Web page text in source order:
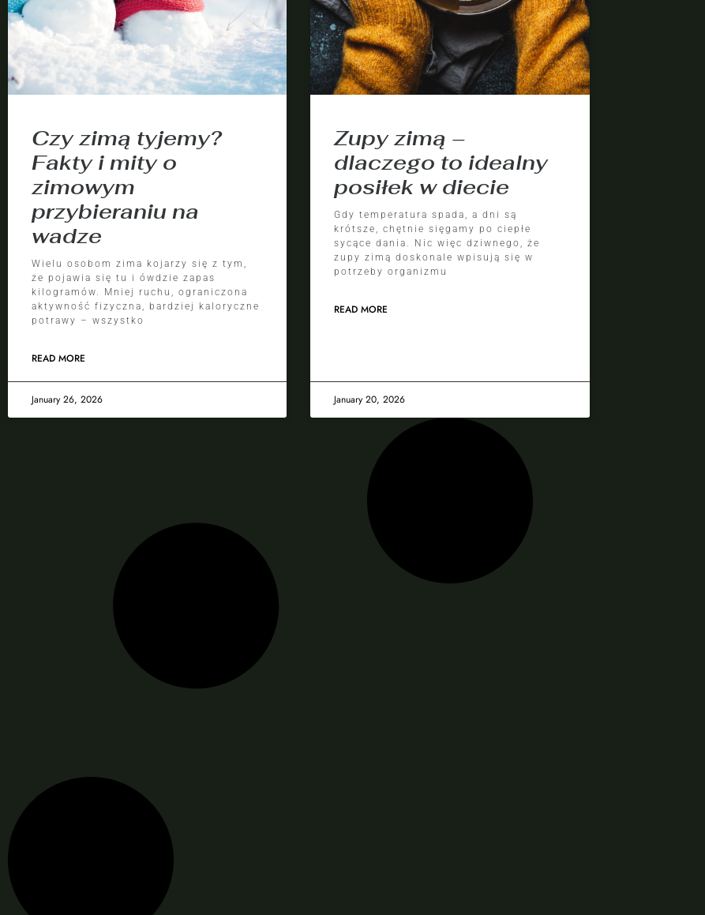
Czy zimą tyjemy?
Fakty i mity o
zimowym
przybieraniu na
wadze
Wielu osobom zima kojarzy się z tym,
że pojawia się tu i ówdzie zapas
kilogramów. Mniej ruchu, ograniczona
aktywność fizyczna, bardziej kaloryczne
potrawy – wszystko
READ MORE
January 26, 2026
Zupy zimą –
dlaczego to idealny
posiłek w diecie
Gdy temperatura spada, a dni są
krótsze, chętnie sięgamy po ciepłe
sycące dania. Nic więc dziwnego, że
zupy zimą doskonale wpisują się w
potrzeby organizmu
READ MORE
January 20, 2026